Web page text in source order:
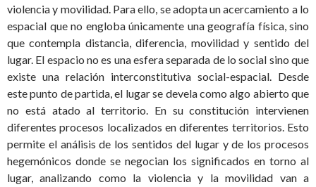
violencia y movilidad. Para ello, se adopta un acercamiento a lo
espacial que no engloba únicamente una geografía física, sino
que contempla distancia, diferencia, movilidad y sentido del
lugar. El espacio no es una esfera separada de lo social sino que
existe una relación interconstitutiva social-espacial. Desde
este punto de partida, el lugar se devela como algo abierto que
no está atado al territorio. En su constitución intervienen
diferentes procesos localizados en diferentes territorios. Esto
permite el análisis de los sentidos del lugar y de los procesos
hegemónicos donde se negocian los significados en torno al
lugar, analizando como la violencia y la movilidad van a